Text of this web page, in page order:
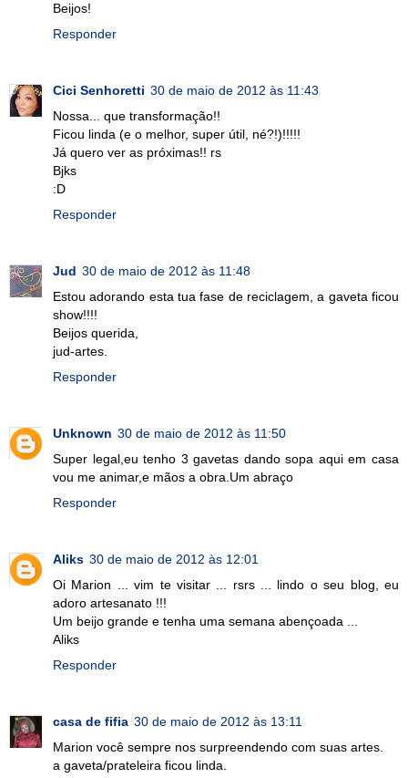
Beijos!
Responder
Cici Senhoretti 30 de maio de 2012 às 11:43
Nossa... que transformação!!
Ficou linda (e o melhor, super útil, né?!)!!!!!
Já quero ver as próximas!! rs
Bjks
:D
Responder
Jud 30 de maio de 2012 às 11:48
Estou adorando esta tua fase de reciclagem, a gaveta ficou
show!!!!
Beijos querida,
jud-artes.
Responder
Unknown 30 de maio de 2012 às 11:50
Super legal,eu tenho 3 gavetas dando sopa aqui em casa
vou me animar,e mãos a obra.Um abraço
Responder
Aliks 30 de maio de 2012 às 12:01
Oi Marion ... vim te visitar ... rsrs ... lindo o seu blog, eu
adoro artesanato !!!
Um beijo grande e tenha uma semana abençoada ...
Aliks
Responder
casa de fifia 30 de maio de 2012 às 13:11
Marion você sempre nos surpreendendo com suas artes.
a gaveta/prateleira ficou linda.